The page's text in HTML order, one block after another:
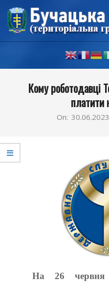
Skip
content
NavigationКому роботодавці
платити
On: 30.06.2023
На 26 червня